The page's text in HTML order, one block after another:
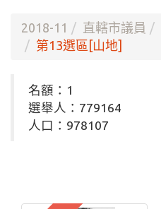
2018-11 直轄市議員
第13選區[山地]
名額：1
選舉人：779164
人口：978107